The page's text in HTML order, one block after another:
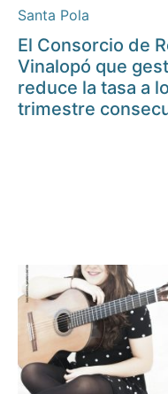
Santa Pola
El Consorcio de
Vinalopó que
reduce la tasa a
trimestre